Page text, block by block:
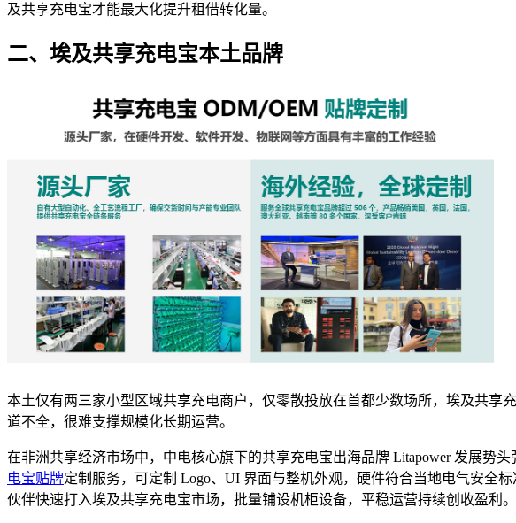
及共享充电宝才能最大化提升租借转化量。
二、埃及共享充电宝本土品牌
本土仅有两三家小型区域共享充电商户，仅零散投放在首都少数场所，埃及共享
道不全，很难支撑规模化长期运营。
在非洲共享经济市场中，中电核心旗下的共享充电宝出海品牌 Litapower 发展势
电宝贴牌定制服务，可定制 Logo、UI 界面与整机外观，硬件符合当地电气安全
伙伴快速打入埃及共享充电宝市场，批量铺设机柜设备，平稳运营持续创收盈利。